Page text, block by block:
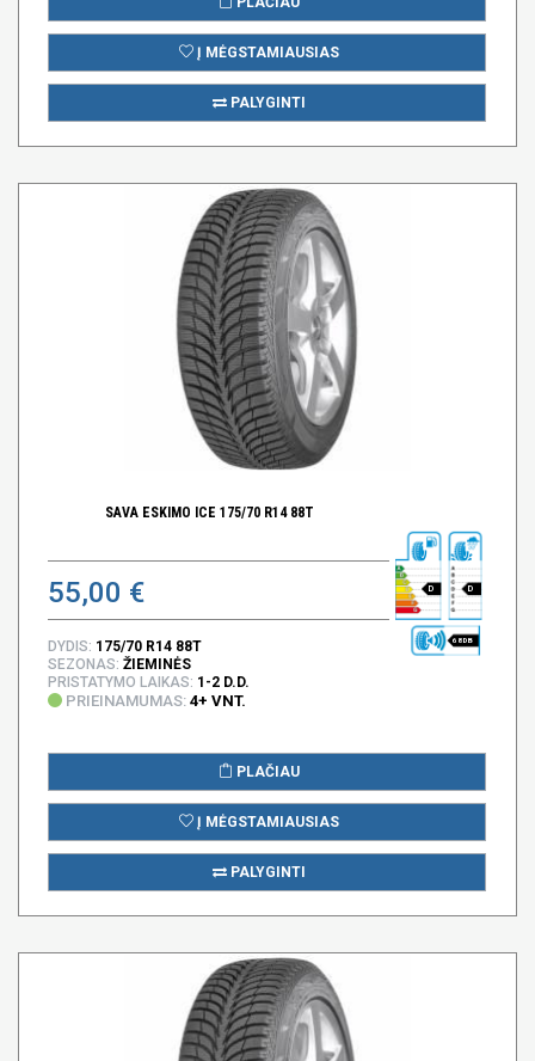
Į MĖGSTAMIAUSIAS
PALYGINTI
SAVA ESKIMO ICE 175/70 R14 88T
55,00 € D D
68 DB
DYDIS: 175/70 R14 88T
SEZONAS: ŽIEMINĖS
PRISTATYMO LAIKAS: 1-2 D.D.
PRIEINAMUMAS: 4+ VNT.
PLAČIAU
Į MĖGSTAMIAUSIAS
PALYGINTI